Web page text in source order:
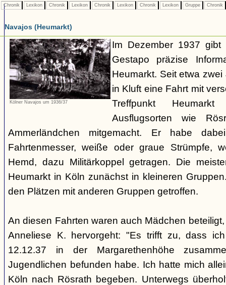
Chronik Lexikon Chronik Lexikon Chronik Lexikon Chronik Lexikon Gruppe Chronik
Navajos (Heumarkt)
Kölner Navajos um 1936/37
Im Dezember 1937
Gestapo präzise
Heumarkt. Seit etwa
in Kluft eine Fahrt mit
Treffpunkt
Ausflugsorten wie
Ammerländchen mitgemacht. Er habe
Fahrtenmesser, weiße oder graue Strümpfe,
Hemd, dazu Militärkoppel getragen. Die
Heumarkt in Köln zunächst in kleineren
den Plätzen mit anderen Gruppen getroffen.
An diesen Fahrten waren auch Mädchen
Anneliese K. hervorgeht: "Es trifft zu, dass
12.12.37 in der Margarethenhöhe
Jugendlichen befunden habe. Ich hatte mich
Köln nach Rösrath begeben. Unterwegs